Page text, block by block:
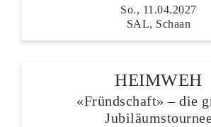
So., 11.04.2027
SAL, Schaan
HEIMWEH
«Fründschaft» – die